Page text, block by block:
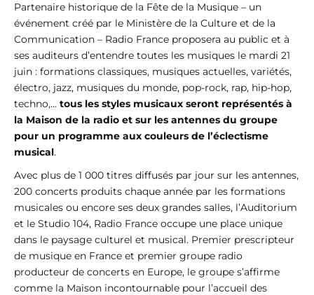
Partenaire historique de la Fête de la Musique – un
événement créé par le Ministère de la Culture et de la
Communication – Radio France proposera au public et à
ses auditeurs d’entendre toutes les musiques le mardi 21
juin : formations classiques, musiques actuelles, variétés,
électro, jazz, musiques du monde, pop-rock, rap, hip-hop,
techno,… tous les styles musicaux seront représentés à
la Maison de la radio et sur les antennes du groupe
pour un programme aux couleurs de l’éclectisme
musical.
Avec plus de 1 000 titres diffusés par jour sur les antennes,
200 concerts produits chaque année par les formations
musicales ou encore ses deux grandes salles, l’Auditorium
et le Studio 104, Radio France occupe une place unique
dans le paysage culturel et musical. Premier prescripteur
de musique en France et premier groupe radio
producteur de concerts en Europe, le groupe s’affirme
comme la Maison incontournable pour l’accueil des